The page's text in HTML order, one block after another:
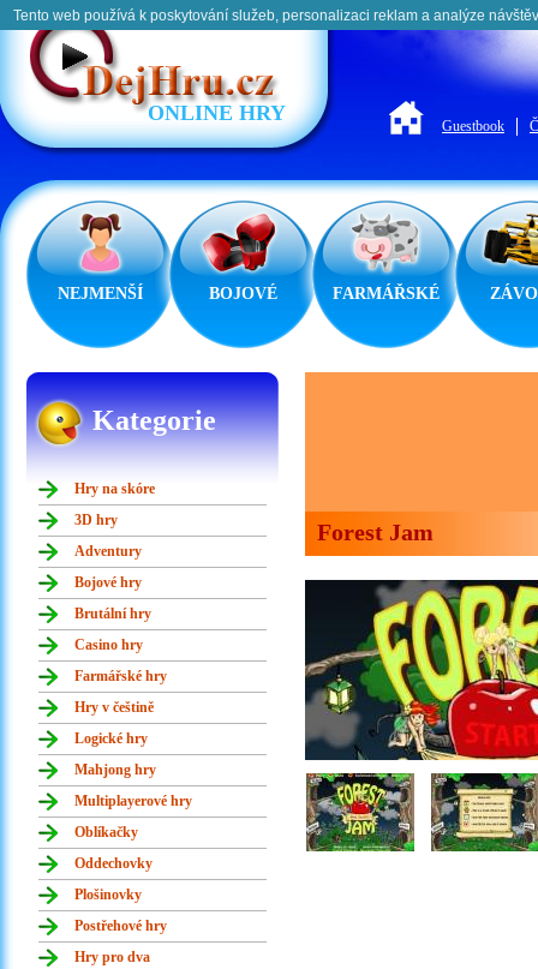
Tento web používá k poskytování služeb, personalizaci reklam a analýze
ONLINE HRY
Guestbook
NEJMENŠÍ BOJOVÉ FARMÁŘSKÉ
Kategorie
Hry na skóre
3D hry
Adventury
Bojové hry
Brutální hry
Casino hry
Farmářské hry
Hry v češtině
Logické hry
Mahjong hry
Multiplayerové hry
Oblíkačky
Oddechovky
Plošinovky
Postřehové hry
Hry pro dva
Forest Jam